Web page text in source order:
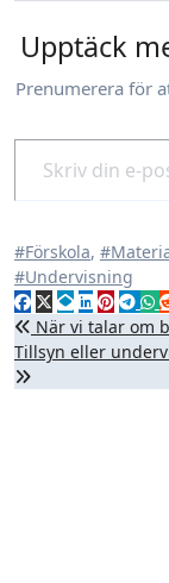
Upptäck
Prenumerera för att få de senaste inläggen skickade till din e-
Skriv din e-post …
#Förskola,
#Undervisning
När vi talar om
Tillsyn eller